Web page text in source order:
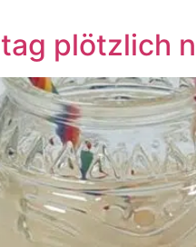
plötzlich